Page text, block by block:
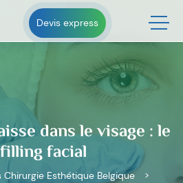
Devis express
dans le visage : le
facial
Chirurgie Esthétique Belgique
>